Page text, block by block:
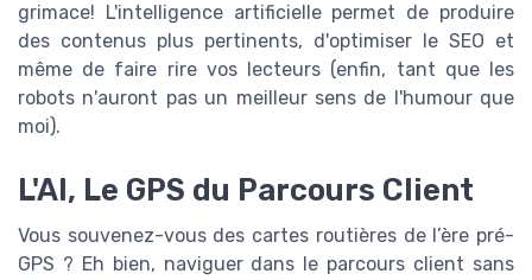
grimace! L'intelligence artificielle permet de produire
des contenus plus pertinents, d'optimiser le SEO et
même de faire rire vos lecteurs (enfin, tant que les
robots n'auront pas un meilleur sens de l'humour que
moi).
L'AI, Le GPS du Parcours Client
Vous souvenez-vous des cartes routières de l’ère pré-
GPS ? Eh bien, naviguer dans le parcours client sans